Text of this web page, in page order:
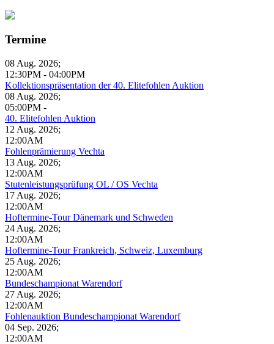
Termine
08 Aug. 2026;
12:30PM - 04:00PM
Kollektionspräsentation der 40. Elitefohlen Auktion
08 Aug. 2026;
05:00PM -
40. Elitefohlen Auktion
12 Aug. 2026;
12:00AM
Fohlenprämierung Vechta
13 Aug. 2026;
12:00AM
Stutenleistungsprüfung OL / OS Vechta
17 Aug. 2026;
12:00AM
Hoftermine-Tour Dänemark und Schweden
24 Aug. 2026;
12:00AM
Hoftermine-Tour Frankreich, Schweiz, Luxemburg
25 Aug. 2026;
12:00AM
Bundeschampionat Warendorf
27 Aug. 2026;
12:00AM
Fohlenauktion Bundeschampionat Warendorf
04 Sep. 2026;
12:00AM